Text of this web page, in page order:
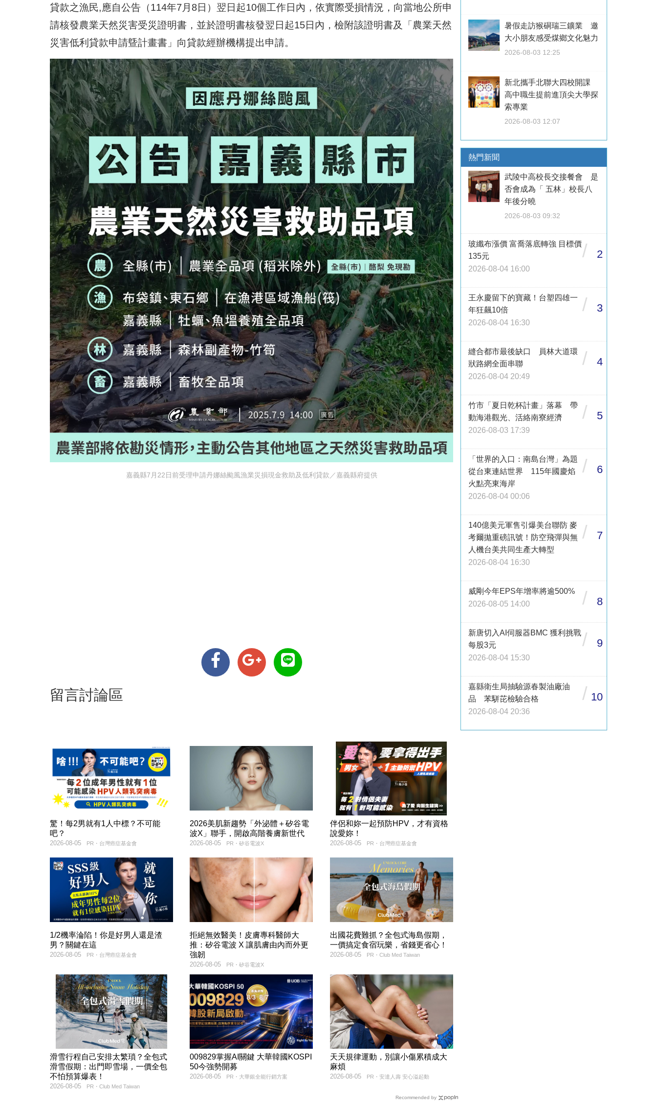
貸款之漁民,應自公告（114年7月8日）翌日起10個工作日內，依實際受損情況，向當地公所申
請核發農業天然災害受災證明書，並於證明書核發翌日起15日內，檢附該證明書及「農業天然
災害低利貸款申請曁計畫書」向貸款經辦機構提出申請。
嘉義縣7月22日前受理申請丹娜絲颱風漁業災損現金救助及低利貸款／嘉義縣府提供
留言討論區
驚！每2男就有1人中標？不可能
吧？
PR・台灣癌症基金會
2026-08-05
2026美肌新趨勢「外泌體＋矽谷電
波X」聯手，開啟高階養膚新世代
PR・矽谷電波X
2026-08-05
伴侶和妳一起預防HPV，才有資格
說愛妳！
PR・台灣癌症基金會
2026-08-05
1/2機率淪陷！你是好男人還是渣
男？關鍵在這
PR・台灣癌症基金會
2026-08-05
拒絕無效醫美！皮膚專科醫師大
推：矽谷電波 X 讓肌膚由內而外更
強韌
PR・矽谷電波X
2026-08-05
出國花費難抓？全包式海島假期，
一價搞定食宿玩樂，省錢更省心！
PR・Club Med Taiwan
2026-08-05
滑雪行程自己安排太繁瑣？全包式
滑雪假期：出門即雪場，一價全包
不怕預算爆表！
PR・Club Med Taiwan
2026-08-05
009829掌握AI關鍵 大華韓國KOSPI
50今強勢開募
PR・大華銀全能行銷方案
2026-08-05
天天規律運動，別讓小傷累積成大
麻煩
PR・安達人壽 安心溢起動
2026-08-05
Recommended by
暑假走訪猴硐瑞三鑛業 邀
大小朋友感受煤鄉文化魅力
2026-08-03 12:25
新北攜手北聯大四校開課
高中職生提前進頂尖大學探
索專業
2026-08-03 12:07
熱門新聞
武陵中高校長交接餐會 是
否會成為「 五林」校長八
年後分曉
2026-08-03 09:32
玻纖布漲價 富喬落底轉強 目標價
135元
2026-08-04 16:00
/ 2
王永慶留下的寶藏！台塑四雄一
年狂飆10倍
2026-08-04 16:30
/ 3
縫合都市最後缺口 員林大道環
狀路網全面串聯
2026-08-04 20:49
/ 4
竹市「夏日乾杯計畫」落幕 帶
動海港觀光、活絡南寮經濟
2026-08-03 17:39
/ 5
「世界的入口：南島台灣」為題
從台東連結世界 115年國慶焰
火點亮東海岸
2026-08-04 00:06
/ 6
140億美元軍售引爆美台聯防 麥
考爾拋重磅訊號！防空飛彈與無
人機台美共同生產大轉型
2026-08-04 16:30
/ 7
威剛今年EPS年增率將逾500%
2026-08-05 14:00
/ 8
新唐切入AI伺服器BMC 獲利挑戰
每股3元
2026-08-04 15:30
/ 9
嘉縣衛生局抽驗源春製油廠油
品 苯駢芘檢驗合格
2026-08-04 20:36
/ 10